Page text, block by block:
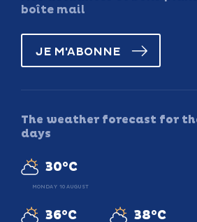
boîte mail
JE M'ABONNE
The weather forecast for
days
30°C
MONDAY 10 AUGUST
36°C 38°C